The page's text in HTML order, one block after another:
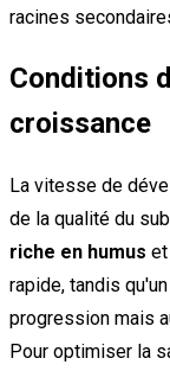
racines
Conditions
croissance
La vitesse de
de la qualité du
riche en humus et
rapide, tandis
progression mais
Pour optimiser la